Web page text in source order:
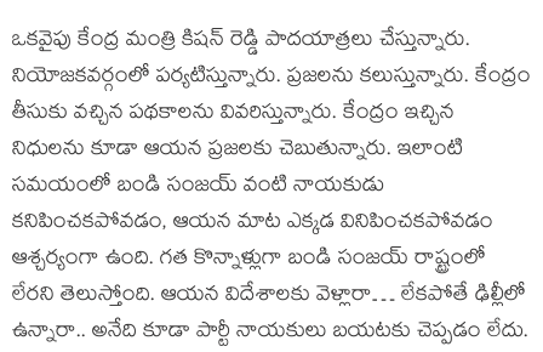
ఒకవైపు కేంద్ర మంత్రి కిష‌న్‌ రెడ్డి పాదయాత్రలు చేస్తున్నారు.
నియోజకవర్గంలో పర్యటిస్తున్నారు. ప్రజలను కలుస్తున్నారు. కేంద్రం
తీసుకు వచ్చిన పథకాలను వివరిస్తున్నారు. కేంద్రం ఇచ్చిన
నిధులను కూడా ఆయన ప్రజలకు చెబుతున్నారు. ఇలాంటి
సమయంలో బండి సంజయ్ వంటి నాయకుడు
కనిపించకపోవడం, ఆయన మాట ఎక్కడ వినిపించకపోవడం
ఆశ్చర్యంగా ఉంది. గత కొన్నాళ్లుగా బండి సంజయ్ రాష్ట్రంలో
లేరని తెలుస్తోంది. ఆయన విదేశాలకు వెళ్లారా… లేకపోతే ఢిల్లీలో
ఉన్నారా.. అనేది కూడా పార్టీ నాయకులు బయటకు చెప్పడం లేదు.